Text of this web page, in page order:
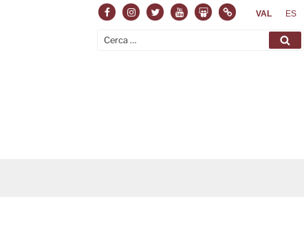
FacebookInstagram
TwitterYoutubeSlideshare
NormasVAL ES
Cerca: